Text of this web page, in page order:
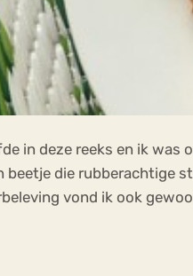
in deze reeks en ik was
die rubberachtige
vond ik ook